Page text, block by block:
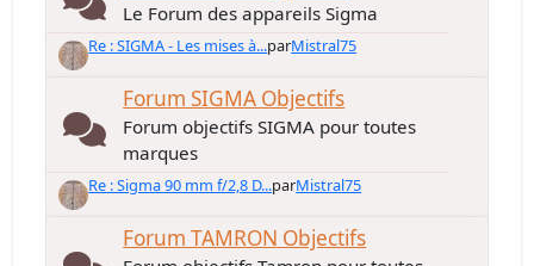
Le Forum des appareils Sigma
Re : SIGMA - Les mises à...parMistral75
Forum SIGMA Objectifs
Forum objectifs SIGMA pour toutes
marques
Re : Sigma 90 mm f/2,8 D...parMistral75
Forum TAMRON Objectifs